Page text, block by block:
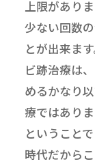
上限があり
少ない回数
とが出来ま
ビ跡治療は
めるかなり
療ではあり
ということ
時代だから